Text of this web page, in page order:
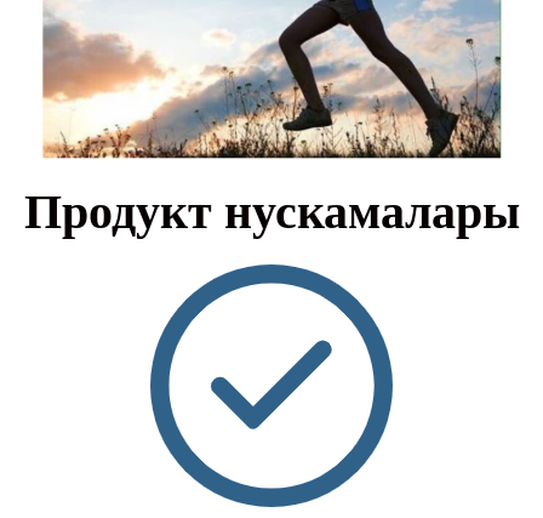
Продукт нускамалары